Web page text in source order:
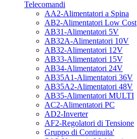
Telecomandi
AA2-Alimentatori a Spina
AB2-Alimentatori Low Cost
AB31-Alimentatori 5V
AB32A-Alimentatori 10V
AB32-Alimentatori 12V
AB33-Alimentatori 15V
AB34-Alimentatori 24V
AB35A1-Alimentatori 36V
AB35A2-Alimentatori 48V
AB35-Alimentatori MULTI
AC2-Alimentatori PC
AD2-Inverter
AF2-Regolatori di Tensione
Gruppo di Continuita'